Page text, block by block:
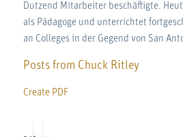
Dutzend Mitarbeiter beschäftigte.
als Pädagoge und unterrichtet
an Colleges in der Gegend von San
Posts from Chuck Ritley
Create PDF